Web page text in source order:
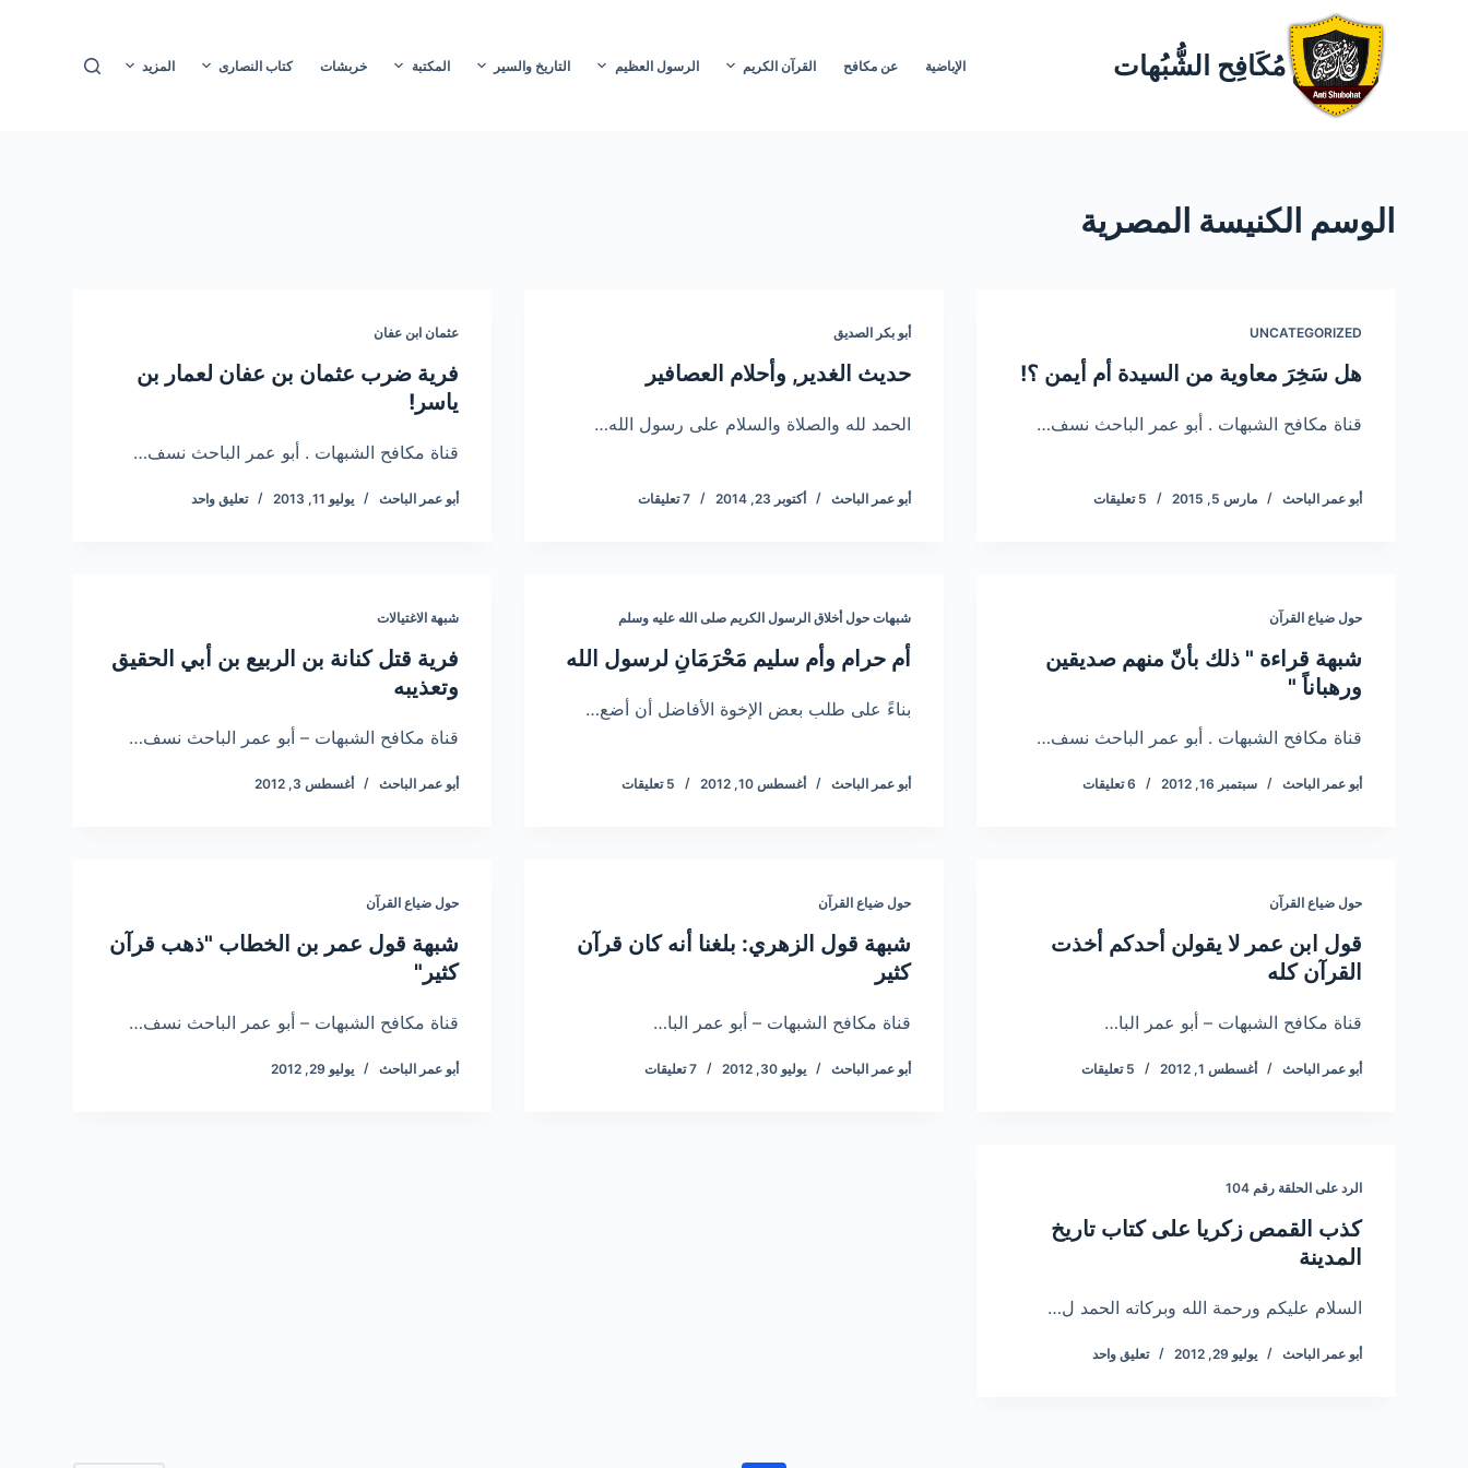
مُكَافِح الشُّبُهات الإباضية عن مكافح القرآن الكريم الرسول العظيم التاريخ والسير المكتبة خربشات كتاب النصارى المزيد
الوسم الكنيسة المصرية
UNCATEGORIZED
هل سَخِرَ معاوية من السيدة أم أيمن ؟!
قناة مكافح الشبهات . أبو عمر الباحث نسف…
أبو عمر الباحث مارس 5, 2015 5 تعليقات
أبو بكر الصديق
حديث الغدير, وأحلام العصافير
الحمد لله والصلاة والسلام على رسول الله…
أبو عمر الباحث أكتوبر 23, 2014 7 تعليقات
عثمان ابن عفان
فرية ضرب عثمان بن عفان لعمار بن
ياسر!
قناة مكافح الشبهات . أبو عمر الباحث نسف…
أبو عمر الباحث يوليو 11, 2013 تعليق واحد
حول ضياع القرآن
شبهة قراءة " ذلك بأنّ منهم صديقين
ورهباناً "
قناة مكافح الشبهات . أبو عمر الباحث نسف…
أبو عمر الباحث سبتمبر 16, 2012 6 تعليقات
شبهات حول أخلاق الرسول الكريم صلى الله عليه وسلم
أم حرام وأم سليم مَحْرَمَانِ لرسول الله
بناءً على طلب بعض الإخوة الأفاضل أن أضع…
أبو عمر الباحث أغسطس 10, 2012 5 تعليقات
شبهة الاغتيالات
فرية قتل كنانة بن الربيع بن أبي الحقيق
وتعذيبه
قناة مكافح الشبهات – أبو عمر الباحث نسف…
أبو عمر الباحث أغسطس 3, 2012
حول ضياع القرآن
قول ابن عمر لا يقولن أحدكم أخذت
القرآن كله
قناة مكافح الشبهات – أبو عمر البا…
أبو عمر الباحث أغسطس 1, 2012 5 تعليقات
حول ضياع القرآن
شبهة قول الزهري: بلغنا أنه كان قرآن
كثير
قناة مكافح الشبهات – أبو عمر البا…
أبو عمر الباحث يوليو 30, 2012 7 تعليقات
حول ضياع القرآن
شبهة قول عمر بن الخطاب "ذهب قرآن
كثير"
قناة مكافح الشبهات – أبو عمر الباحث نسف…
أبو عمر الباحث يوليو 29, 2012
الرد على الحلقة رقم 104
كذب القمص زكريا على كتاب تاريخ
المدينة
السلام عليكم ورحمة الله وبركاته الحمد ل…
أبو عمر الباحث يوليو 29, 2012 تعليق واحد